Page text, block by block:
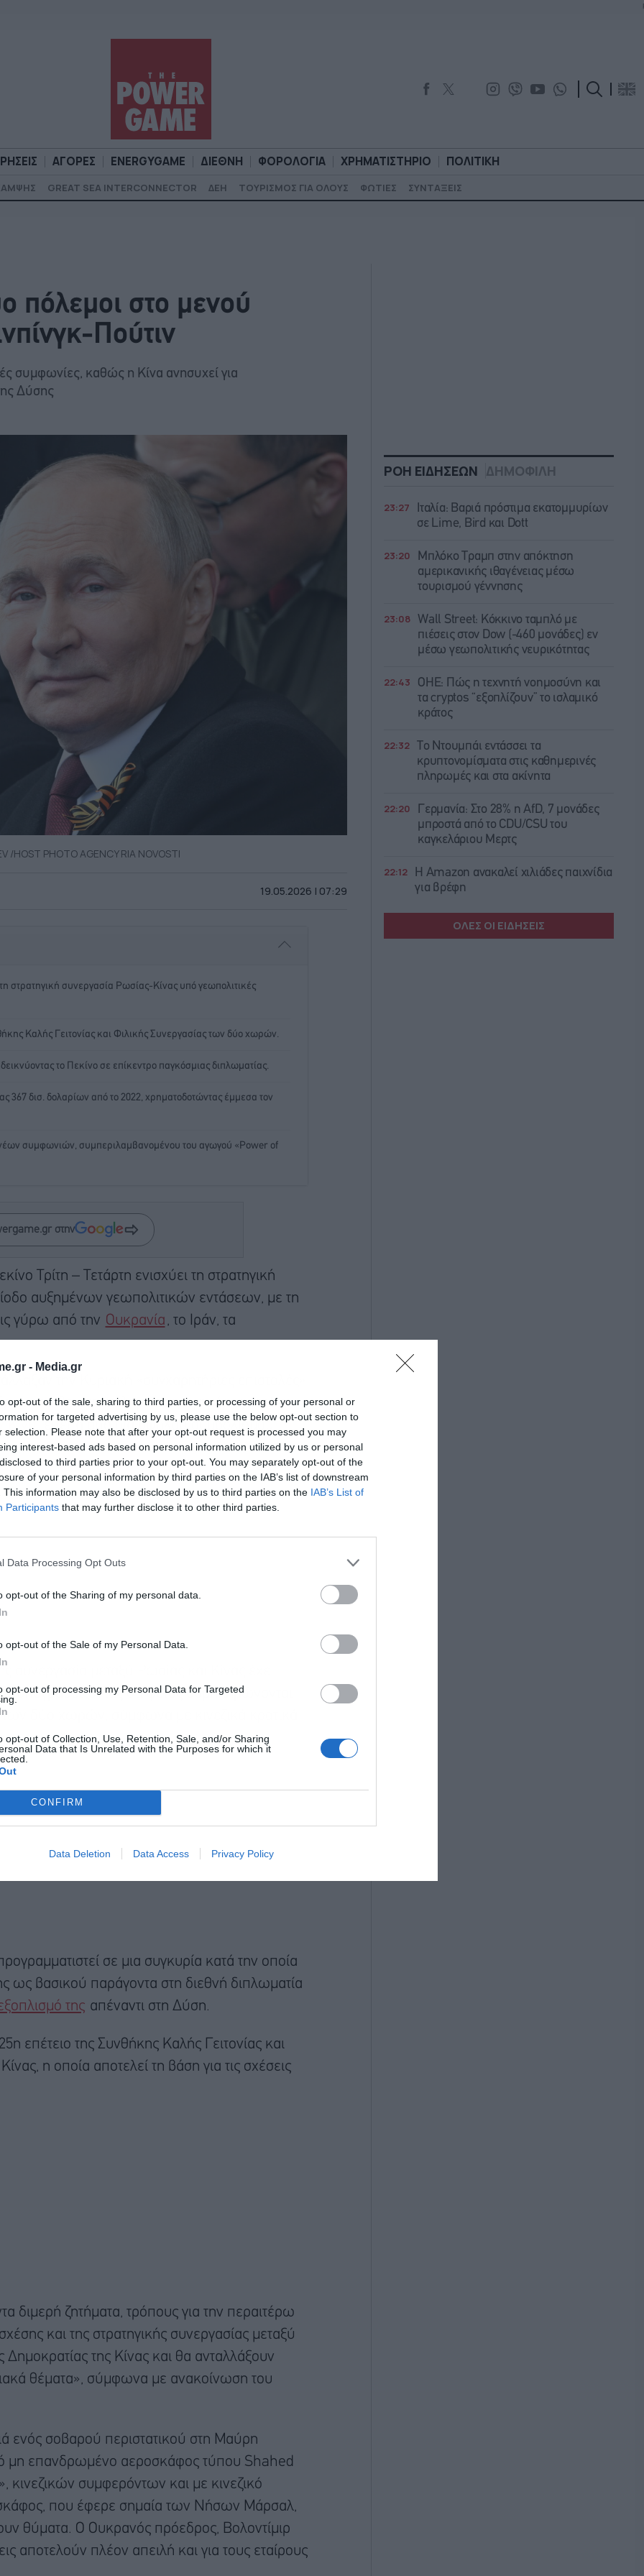
- Media.gr
opt-out of the sale, sharing to third parties, or processing of your personal or
for targeted advertising by us, please use the below opt-out section to
selection. Please note that after your opt-out request is processed you may
interest-based ads based on personal information utilized by us or personal
to third parties prior to your opt-out. You may separately opt-out of the
of your personal information by third parties on the IAB’s list of downstream
This information may also be disclosed by us to third parties on the IAB’s List of
Participants that may further disclose it to other third parties.
Data Processing Opt Outs
opt-out of the Sharing of my personal data.
opt-out of the Sale of my Personal Data.
opt-out of processing my Personal Data for Targeted
opt-out of Collection, Use, Retention, Sale, and/or Sharing
Data that Is Unrelated with the Purposes for which it
CONFIRM
Data Deletion Data Access Privacy Policy
ΑΓΟΡΕΣ ENERGYGAME ΔΙΕΘΝΗ ΦΟΡΟΛΟΓΙΑ ΧΡΗΜΑΤΙΣΤΗΡΙΟ ΠΟΛΙΤΙΚΗ
GREAT SEA INTERCONNECTOR ΔΕΗ ΤΟΥΡΙΣΜΟΣ ΓΙΑ ΟΛΟΥΣ ΦΩΤΙΕΣ ΣΥΝΤΑΞΕΙΣ
πόλεμοι στο μενού
Πούτιν
συμφωνίες, καθώς η Κίνα ανησυχεί για
Δύσης
/HOST PHOTO AGENCY RIA NOVOSTI
19.05.2026 | 07:29
στρατηγική συνεργασία Ρωσίας-Κίνας υπό γεωπολιτικές
Καλής Γειτονίας και Φιλικής Συνεργασίας των δύο χωρών.
το Πεκίνο σε επίκεντρο παγκόσμιας διπλωματίας.
367 δισ. δολαρίων από το 2022, χρηματοδοτώντας έμμεσα τον
συμφωνιών, συμπεριλαμβανομένου του αγωγού «Power of
στην
Τρίτη – Τετάρτη ενισχύει τη στρατηγική
αυξημένων γεωπολιτικών εντάσεων, με τη
γύρω από την Ουκρανία
, το Ιράν, τα
την Κυριακή «συγχαρητήριες επιστολές»
στο Πεκίνο, μόλις τέσσερις ημέρες μετά την
Κίνα
, έπειτα από μια υψηλού συμβολισμού
μεταξύ Ρωσίας και Κίνας έχει
υπογραμμίζοντας ότι φέτος συμπληρώνονται
των δύο χωρών, σύμφωνα με κινεζικά κρατικά
σε μια συγκυρία κατά την οποία
ως βασικού παράγοντα στη διεθνή διπλωματία
της απέναντι στη Δύση.
επέτειο της Συνθήκης Καλής Γειτονίας και
η οποία αποτελεί τη βάση για τις σχέσεις
διμερή ζητήματα, τρόπους για την περαιτέρω
και της στρατηγικής συνεργασίας μεταξύ
της Κίνας και θα ανταλλάξουν
θέματα», σύμφωνα με ανακοίνωση του
ενός σοβαρού περιστατικού στη Μαύρη
μη επανδρωμένο αεροσκάφος τύπου Shahed
κινεζικών συμφερόντων και με κινεζικό
που έφερε σημαία των Νήσων Μάρσαλ,
θύματα. Ο Ουκρανός πρόεδρος, Βολοντίμιρ
αποτελούν πλέον απειλή και για τους εταίρους
ΡΟΗ ΕΙΔΗΣΕΩΝ ΔΗΜΟΦΙΛΗ
23:27
Ιταλία: Βαριά πρόστιμα εκατομμυρίων
σε Lime, Bird και Dott
23:20
Μπλόκο Τραμπ στην απόκτηση
αμερικανικής ιθαγένειας μέσω
τουρισμού γέννησης
23:08
Wall Street: Κόκκινο ταμπλό με
πιέσεις στον Dow (-460 μονάδες) εν
μέσω γεωπολιτικής νευρικότητας
22:43
ΟΗΕ: Πώς η τεχνητή νοημοσύνη και
τα cryptos “εξοπλίζουν” το ισλαμικό
κράτος
22:32
Το Ντουμπάι εντάσσει τα
κρυπτονομίσματα στις καθημερινές
πληρωμές και στα ακίνητα
22:20
Γερμανία: Στο 28% η AfD, 7 μονάδες
μπροστά από το CDU/CSU του
καγκελάριου Μερτς
22:12
Η Amazon ανακαλεί χιλιάδες παιχνίδια
για βρέφη
ΟΛΕΣ ΟΙ ΕΙΔΗΣΕΙΣ